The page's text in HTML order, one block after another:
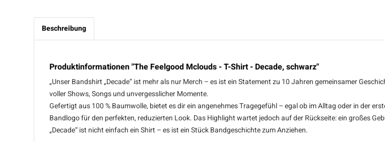
Beschreibung
Produktinformationen "The Feelgood Mclouds - T-Shirt - Decade, schwarz"
„Unser Bandshirt „Decade“ ist mehr als nur Merch – es ist ein Statement zu 10 Jahren gemeinsamer
voller Shows, Songs und unvergesslicher Momente.
Gefertigt aus 100 % Baumwolle, bietet es dir ein angenehmes Tragegefühl – egal ob im Alltag oder in der
Bandlogo für den perfekten, reduzierten Look. Das Highlight wartet jedoch auf der Rückseite: ein großes
„Decade“ ist nicht einfach ein Shirt – es ist ein Stück Bandgeschichte zum Anziehen.